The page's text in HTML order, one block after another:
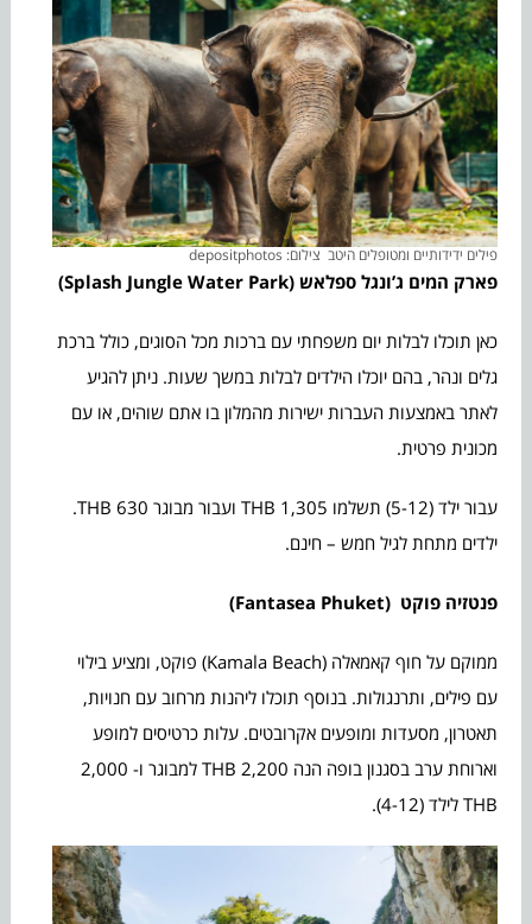
פילים ידידותיים ומטופלים היטב צילום: depositphotos
פארק המים ג’ונגל ספלאש(Splash Jungle Water Park)
כאן תוכלו לבלות יום משפחתי עם ברכות מכל הסוגים, כולל ברכת
גלים ונהר, בהם יוכלו הילדים לבלות במשך שעות. ניתן להגיע
לאתר באמצעות העברות ישירות מהמלון בו אתם שוהים, או עם
מכונית פרטית.
עבור ילד (5-12) תשלמו 1,305 THB ועבור מבוגר 630 THB.
ילדים מתחת לגיל חמש – חינם.
פנטזיה פוקט (Fantasea Phuket)
ממוקם על חוף קאמאלה (Kamala Beach) פוקט, ומציע בילוי
עם פילים, ותרנגולות. בנוסף תוכלו ליהנות מרחוב עם חנויות,
תאטרון, מסעדות ומופעים אקרובטים. עלות כרטיסים למופע
וארוחת ערב בסגנון בופה הנה 2,200 THB למבוגר ו- 2,000
THB לילד (4-12).